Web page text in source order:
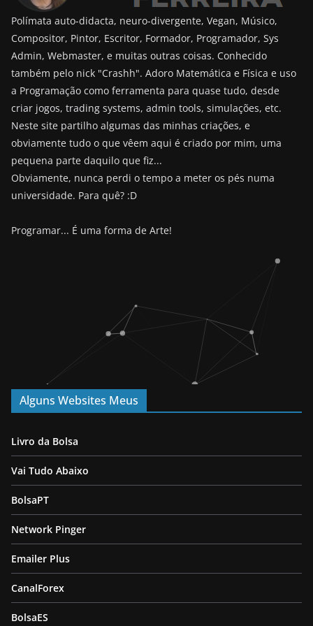
Polímata auto-didacta, neuro-divergente, Vegan, Músico,
Compositor, Pintor, Escritor, Formador, Programador, Sys
Admin, Webmaster, e muitas outras coisas. Conhecido
também pelo nick "Crashh". Adoro Matemática e Física e uso
a Programação como ferramenta para quase tudo, desde
criar jogos, trading systems, admin tools, simulações, etc.
Neste site partilho algumas das minhas criações, e
obviamente tudo o que vêem aqui é criado por mim, uma
pequena parte daquilo que fiz...
Obviamente, nunca perdi o tempo a meter os pés numa
universidade. Para quê? :D
Programar... É uma forma de Arte!
Alguns Websites Meus
Livro da Bolsa
Vai Tudo Abaixo
BolsaPT
Network Pinger
Emailer Plus
CanalForex
BolsaES